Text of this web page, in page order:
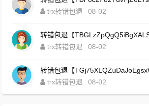
trx转错包退
08-02
trx转错包退
08-02
trx转错包退
08-02